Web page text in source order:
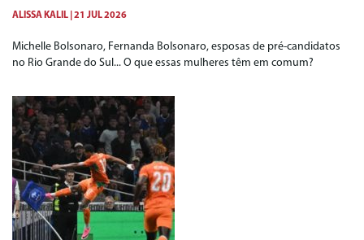
ALISSA KALIL 21 JUL 2026
Michelle Bolsonaro, Fernanda Bolsonaro, esposas de pré-candidatos
no Rio Grande do Sul... O que essas mulheres têm em comum?